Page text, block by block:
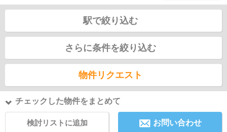
駅で絞り込む
さらに条件を絞り込む
物件リクエスト
チェックした物件をまとめて
検討リストに追加 お問い合わせ